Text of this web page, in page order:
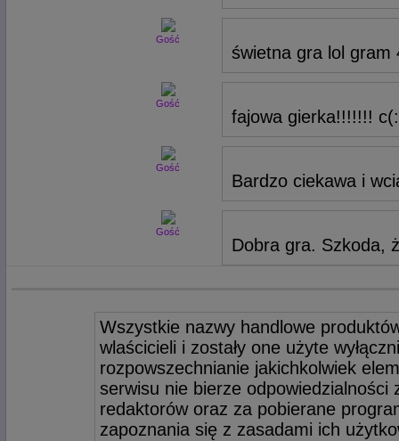
Gość
świetna gra lol gram
Gość
fajowa gierka!!!!!!! c(:
Gość
Bardzo ciekawa i
Gość
Dobra gra. Szkoda,
Wszystkie nazwy handlowe
wlaścicieli i zostały one użyte
rozpowszechnianie jakichkolwiek
serwisu nie bierze odpowiedzialności
redaktorów oraz za pobierane
zapoznania się z zasadami ich